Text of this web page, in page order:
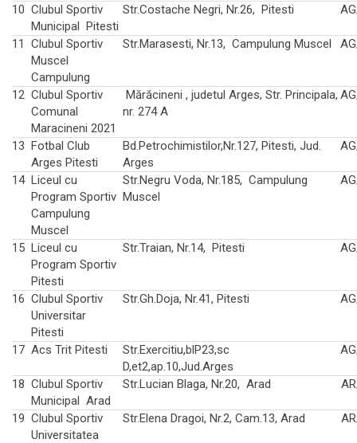
10 Clubul Sportiv
Municipal Pitesti
Str.Costache Negri, Nr.26, Pitesti
11
Clubul Sportiv
Muscel
Campulung
Str.Marasesti, Nr.13, Campulung Muscel
12 Clubul Sportiv
Comunal
Maracineni 2021
Mărăcineni , judetul Arges, Str. Principala,
nr. 274 A
13 Fotbal Club
Arges Pitesti
Bd.Petrochimistilor,Nr.127, Pitesti, Jud.
Arges
14 Liceul cu
Program Sportiv
Campulung
Muscel
Str.Negru Voda, Nr.185, Campulung
Muscel
15 Liceul cu
Program Sportiv
Pitesti
Str.Traian, Nr.14, Pitesti
16 Clubul Sportiv
Universitar
Pitesti
Str.Gh.Doja, Nr.41, Pitesti
17 Acs Trit Pitesti
Str.Exercitiu,blP23,sc
D,et2,ap.10,Jud.Arges
18 Clubul Sportiv
Municipal Arad
Str.Lucian Blaga, Nr.20, Arad
19 Clubul Sportiv
Universitatea
Str.Elena Dragoi, Nr.2, Cam.13, Arad